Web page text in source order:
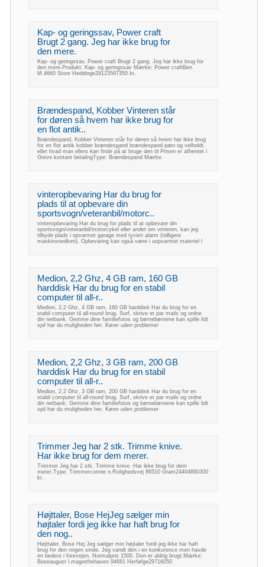
Kap- og geringssav, Power craft
Brugt 2 gang. Jeg har ikke brug for
den mere.
Kap- og geringssav, Power craft Brugt 2 gang. Jeg har ikke brug for
den mere.Produkt: Kap- og geringssav Mærke: Power craftBen
M.4660 Store Heddinge28123597350 kr.
Brændespand, Kobber Vinteren står
for døren så hvem har ikke brug for
en flot antik..
Brændespand, Kobber Vinteren står for døren så hvem har ikke brug
for en flot antik kobber brændespand brændespand pæn og velholdt.
eller hvad man ellers kan finde på at bruge den til Prisen er afhentet i
Greve kontant betalingType: Brændespand Mærke
vinteropbevaring Har du brug for
plads til at opbevare din
sportsvogn/veteranbil/motorc..
vinteropbevaring Har du brug for plads til at opbevare din
sportsvogn/veteranbil/motorcykel eller andet om vinteren, kan jeg
tilbyde plads i opvarmet garage med tyvieri alarm (tidligere
maskinsnedkeri). Opbevaring kan også være i uopvarmet materiel l
Medion, 2,2 Ghz, 4 GB ram, 160 GB
harddisk Har du brug for en stabil
computer til all-r..
Medion, 2,2 Ghz, 4 GB ram, 160 GB harddisk Har du brug for en
stabil computer til all-round brug. Surf, skrive et par mails og ordne
din netbank. Gemme dine familiefotos og børnebørnene kan spille lidt
spil har du muligheden her. Kører uden problemer
Medion, 2,2 Ghz, 3 GB ram, 200 GB
harddisk Har du brug for en stabil
computer til all-r..
Medion, 2,2 Ghz, 3 GB ram, 200 GB harddisk Har du brug for en
stabil computer til all-round brug. Surf, skrive et par mails og ordne
din netbank. Gemme dine familiefotos og børnebørnene kan spille lidt
spil har du muligheden her. Kører uden problemer
Trimmer Jeg har 2 stk. Trimme knive.
Har ikke brug for dem merer.
Trimmer Jeg har 2 stk. Trimme knive. Har ikke brug for dem
merer.Type: Trimmerconnie n.Rolighedsvej 86510 Gram24404890300
kr.
Højttaler, Bose HejJeg sælger min
højtaler fordi jeg ikke har haft brug for
den nog..
Højttaler, Bose Hej Jeg sælger min højtaler fordi jeg ikke har haft
brug for den nogen sinde. Jeg vandt den i en konkurence men havde
en bedere i forevejen. Normalpris 1500. Den er aldrig brugt.Mærke:
Boseaugust l.magrethehaven 94681 Herfølge29716050